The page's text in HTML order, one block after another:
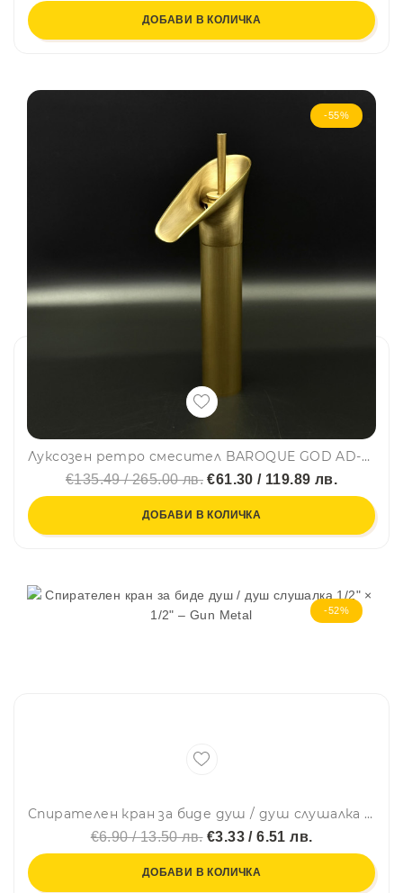
ДОБАВИ В КОЛИЧКА
-55%
Луксозен ретро смесител BAROQUE GOD AD-6137 за кухня и баня, месинг, самостоящ, смесителна батерия
€135.49 / 265.00 лв. €61.30 / 119.89 лв.
ДОБАВИ В КОЛИЧКА
-52%
Спирателен кран за биде душ / душ слушалка 1/2" × 1/2" – Gun Metal
€6.90 / 13.50 лв.€3.33 / 6.51 лв.
ДОБАВИ В КОЛИЧКА